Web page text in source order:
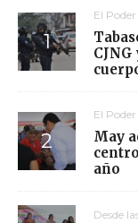
El
El
May
año
Desde